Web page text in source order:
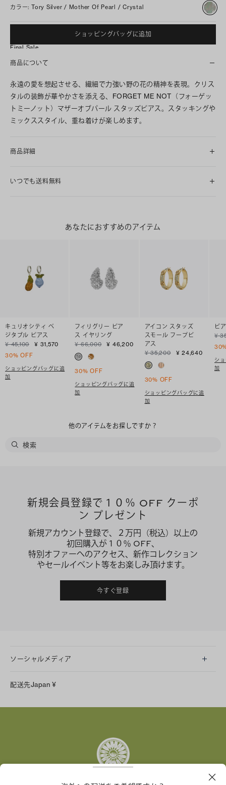
カラー: Tory Silver / Mother Of Pearl / Crystal
ショッピングバッグに追加
Final Sale
商品について
永遠の愛を想起させる、繊細で力強い野の花の精神を表現。クリス
タルの装飾が華やかさを添える、FORGET ME NOT（フォーゲッ
トミーノット）マザーオブパール スタッズピアス。スタッキングや
ミックススタイル、重ね着けが楽しめます。
商品詳細
いつでも送料無料
あなたにおすすめのアイテム
キュリオシティ ベ
ジタブル ピアス
¥ 45,100
¥ 31,570
30% OFF
ショッピングバッグに追
加
フィリグリー ピア
ス イヤリング
¥ 66,000
¥ 46,200
30% OFF
ショッピングバッグに追
加
アイコン スタッズ
スモール フープピ
アス
¥ 35,200
¥ 24,640
30% OFF
ショッピングバッグに追
加
ピ
¥
シ
加
他のアイテムをお探しですか？
新規会員登録で１０％ OFF クーポ
ン プレゼント
新規アカウント登録で、２万円（税込）以上の
初回購入が１０％ OFF、
特別オファーへのアクセス、新作コレクション
やセールイベント等をお楽しみ頂けます。
今すぐ登録
ソーシャルメディア
Facebook
配送先Japan ¥